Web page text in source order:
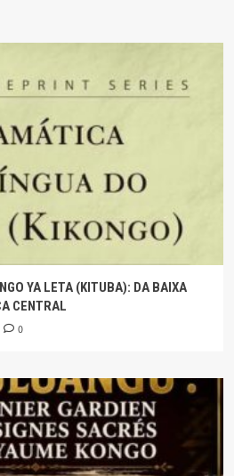
YA LETA (KITUBA): DA BAIXA
CENTRAL
0